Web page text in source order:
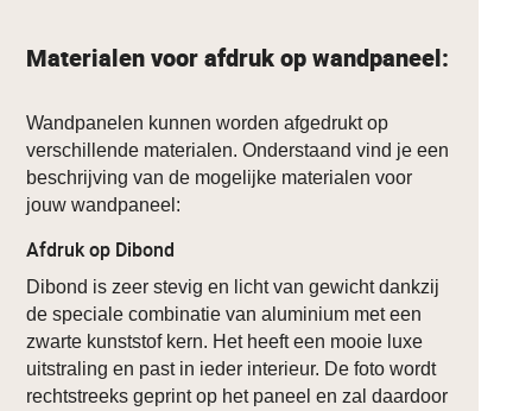
Materialen voor afdruk op wandpaneel:
Wandpanelen kunnen worden afgedrukt op
verschillende materialen. Onderstaand vind je een
beschrijving van de mogelijke materialen voor
jouw wandpaneel:
Afdruk op Dibond
Dibond is zeer stevig en licht van gewicht dankzij
de speciale combinatie van aluminium met een
zwarte kunststof kern. Het heeft een mooie luxe
uitstraling en past in ieder interieur. De foto wordt
rechtstreeks geprint op het paneel en zal daardoor